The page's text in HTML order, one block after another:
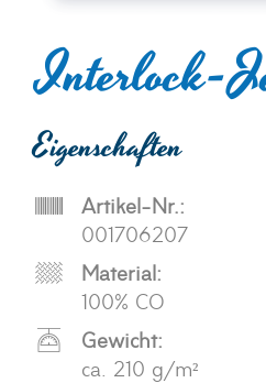
Interlock-
Eigenschaften
Artikel-Nr.:
001706207
Material:
100% CO
Gewicht:
ca. 210 g/m²